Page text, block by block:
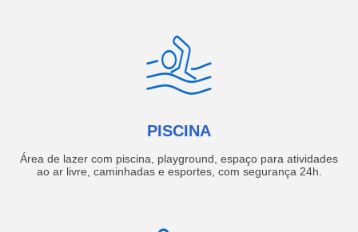
PISCINA
Área de lazer com piscina, playground, espaço para atividades
ao ar livre, caminhadas e esportes, com segurança 24h.